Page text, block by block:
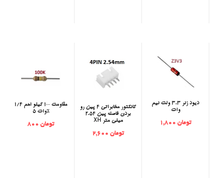
مقاومت 100 کیلو اهم 1/4
وات 5%
تومان 800
‫کانکتور مخابراتی 4 پین رو
بردی فاصله پین 2.54
میلی متر XH
تومان 2,600
دیود زنر 3.3 ولت نیم
وات
تومان 1,800